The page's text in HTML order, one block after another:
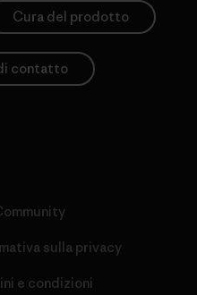
Cura del prodotto
contatto
sulla privacy
e condizioni